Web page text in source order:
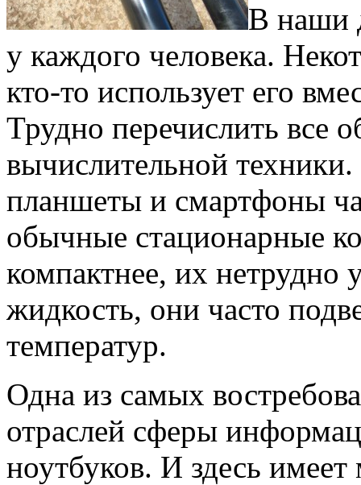
В наши
у каждого человека.
кто-то использует его
Трудно перечислить все
вычислительной
планшеты и смартфоны
обычные стационарные
компактнее, их нетрудно
жидкость, они часто
температур.
Одна из самых
отраслей сферы
ноутбуков. И здесь